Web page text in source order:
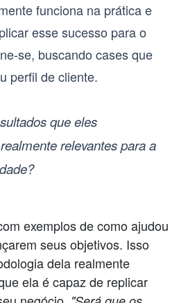
funciona na prática e
esse sucesso para o
se, buscando cases que
perfil de cliente.
que eles
relevantes para a
exemplos de como ajudou
seus objetivos. Isso
dela realmente
ela é capaz de replicar